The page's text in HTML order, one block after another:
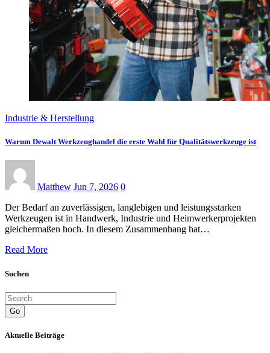
Industrie & Herstellung
Warum Dewalt Werkzeughandel die erste Wahl für Qualitätswerkzeuge ist
Matthew Jun 7, 2026 0
Der Bedarf an zuverlässigen, langlebigen und leistungsstarken
Werkzeugen ist in Handwerk, Industrie und Heimwerkerprojekten
gleichermaßen hoch. In diesem Zusammenhang hat…
Read More
Suchen
Go
Aktuelle Beiträge